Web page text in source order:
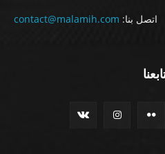
اتصل بنا: contact@malamih.com